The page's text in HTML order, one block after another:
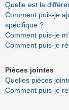
Quelle est la
Comment puis-je
spécifique ?
Comment puis-je
Comment puis-je
Pièces jointes
Quelles pièces
Comment puis-je